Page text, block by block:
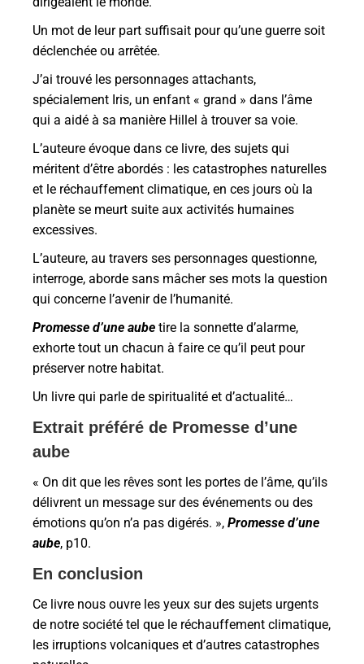
Un mot de leur part suffisait pour qu’une guerre soit
déclenchée ou arrêtée.
J’ai trouvé les personnages attachants,
spécialement Iris, un enfant « grand » dans l’âme
qui a aidé à sa manière Hillel à trouver sa voie.
L’auteure évoque dans ce livre, des sujets qui
méritent d’être abordés : les catastrophes naturelles
et le réchauffement climatique, en ces jours où la
planète se meurt suite aux activités humaines
excessives.
L’auteure, au travers ses personnages questionne,
interroge, aborde sans mâcher ses mots la question
qui concerne l’avenir de l’humanité.
Promesse d’une aube tire la sonnette d’alarme,
exhorte tout un chacun à faire ce qu’il peut pour
préserver notre habitat.
Un livre qui parle de spiritualité et d’actualité…
Extrait préféré de Promesse d’une
aube
« On dit que les rêves sont les portes de l’âme, qu’ils
délivrent un message sur des événements ou des
émotions qu’on n’a pas digérés. », Promesse d’une
aube, p10.
En conclusion
Ce livre nous ouvre les yeux sur des sujets urgents
de notre société tel que le réchauffement climatique,
les irruptions volcaniques et d’autres catastrophes